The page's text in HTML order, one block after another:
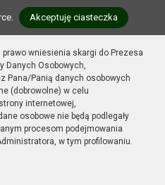
Akceptuję ciasteczka
prawo wniesienia skargi do Prezesa
Danych Osobowych,
Pana/Panią danych osobowych
(dobrowolne) w celu
internetowej,
osobowe nie będą podlegały
procesom podejmowania
w tym profilowaniu.